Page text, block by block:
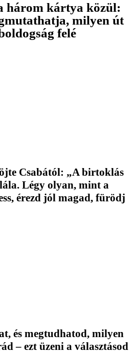
három kártya közül:
milyen út
felé
Csabától: „A birtoklás
Légy olyan, mint a
érezd jól magad, fürödj
és megtudhatod, milyen
– ezt üzeni a választásod